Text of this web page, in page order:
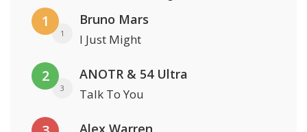
1
1
Bruno Mars
I Just Might
2
3
ANOTR & 54 Ultra
Talk To You